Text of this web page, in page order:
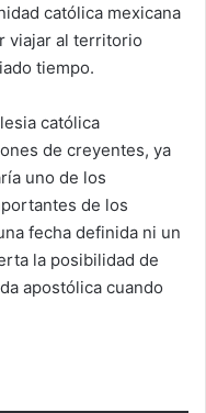
católica mexicana
viajar al territorio
tiempo.
católica
de creyentes, ya
uno de los
de los
fecha definida ni un
la posibilidad de
apostólica cuando